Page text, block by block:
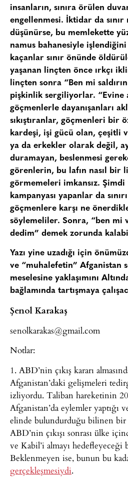
insanların, sınıra örülen
engellenmesi. İktidar da
düşünürse, bu memlekette
namus bahanesiyle
kaçanlar sınır önünde
yaşanan linçten önce ırkçı
linçten sonra “Ben mi
pişkinlik sergiliyorlar. “Evine
göçmenlerle dayanışanları
sıkıştıranlar, göçmenleri bir
kardeşi, işi gücü olan, çeşitli
ya da erkekler olarak değil,
duramayan, beslenmesi
görenlerin, bu lafın nasıl bir
görmemeleri imkansız. Şimdi
kampanyası yapanlar da
göçmenlere karşı ne
söylemeliler. Sonra, “ben mi
dedim” demek zorunda
Yazı yine uzadığı için
ve “muhalefetin” Afganistan
meselesine yaklaşımını
bağlamında tartışmaya
Şenol Karakaş
senolkarakas@gmail.com
Notlar:
1. ABD’nin çıkış kararı
Afganistan’daki gelişmeleri
izliyordu. Taliban hareketinin
Afganistan’da eylemler yaptığı
elinde bulundurduğu bilinen
ABD’nin çıkışı sonrası ülke
ve Kabil’i almayı hedefleyeceği
Beklenmeyen ise, bunun bu
gerçekleşmesiydi.